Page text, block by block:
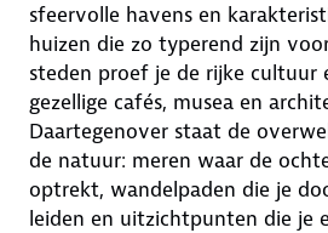
sfeervolle havens en
huizen die zo typerend zijn
steden proef je de rijke cultuur
gezellige cafés, musea en
Daartegenover staat de
de natuur: meren waar de
optrekt, wandelpaden die je
leiden en uitzichtpunten die je